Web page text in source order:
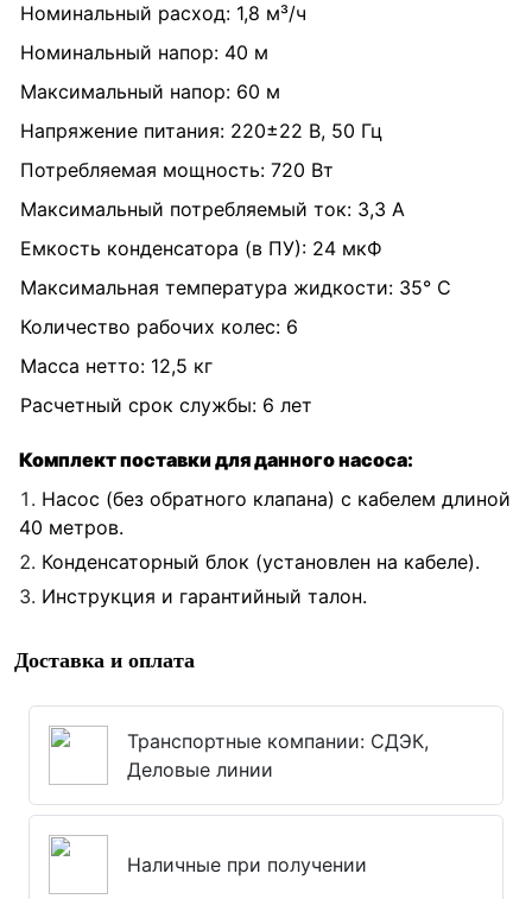
Номинальный расход: 1,8 м³/ч
Номинальный напор: 40 м
Максимальный напор: 60 м
Напряжение питания: 220±22 В, 50 Гц
Потребляемая мощность: 720 Вт
Максимальный потребляемый ток: 3,3 А
Емкость конденсатора (в ПУ): 24 мкФ
Максимальная температура жидкости: 35° С
Количество рабочих колес: 6
Масса нетто: 12,5 кг
Расчетный срок службы: 6 лет
Комплект поставки для данного насоса:
Насос (без обратного клапана) с кабелем длиной
40 метров.
Конденсаторный блок (установлен на кабеле).
Инструкция и гарантийный талон.
Доставка и оплата
Транспортные компании: СДЭК,
Деловые линии
Наличные при получении